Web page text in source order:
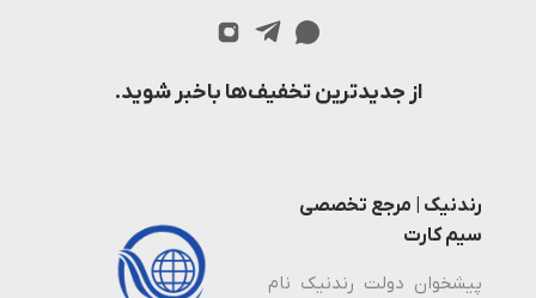
از جدیدترین تخفیف‌ها باخبر شوید.
رندنیک | مرجع تخصصی
سیم کارت
پیشخوان دولت رندنیک نام